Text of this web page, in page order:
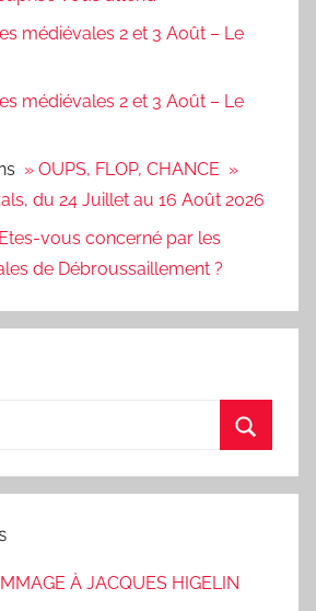
médiévales 2 et 3 Août – Le
médiévales 2 et 3 Août – Le
» OUPS, FLOP, CHANCE »
du 24 Juillet au 16 Août 2026
Etes-vous concerné par les
de Débroussaillement ?
À JACQUES HIGELIN